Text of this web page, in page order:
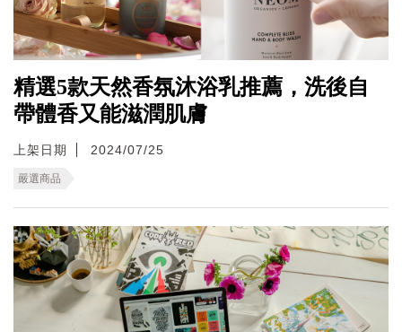
精選5款天然香氛沐浴乳推薦，洗後自
帶體香又能滋潤肌膚
上架日期 2024/07/25
嚴選商品